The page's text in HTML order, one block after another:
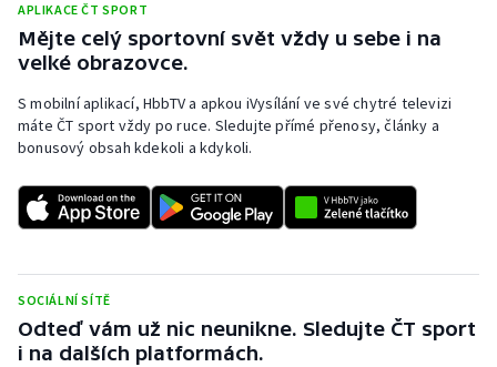
APLIKACE ČT SPORT
Mějte celý sportovní svět vždy u sebe i na
velké obrazovce.
S mobilní aplikací, HbbTV a apkou iVysílání ve své chytré televizi
máte ČT sport vždy po ruce. Sledujte přímé přenosy, články a
bonusový obsah kdekoli a kdykoli.
SOCIÁLNÍ SÍTĚ
Odteď vám už nic neunikne. Sledujte ČT sport
i na dalších platformách.